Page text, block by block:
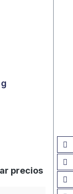
precios